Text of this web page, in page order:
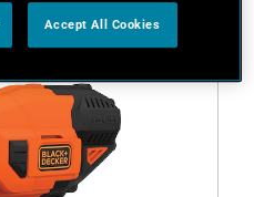
Accept All Cookies